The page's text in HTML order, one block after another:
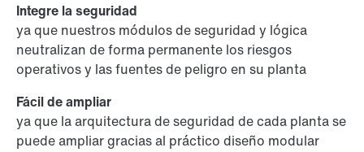
Integre la seguridad
ya que nuestros módulos de seguridad y lógica
neutralizan de forma permanente los riesgos
operativos y las fuentes de peligro en su planta
Fácil de ampliar
ya que la arquitectura de seguridad de cada planta se
puede ampliar gracias al práctico diseño modular